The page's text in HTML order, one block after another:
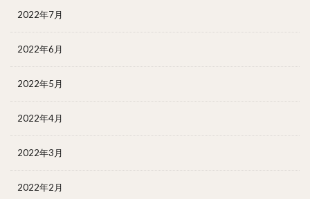
2022年7月
2022年6月
2022年5月
2022年4月
2022年3月
2022年2月